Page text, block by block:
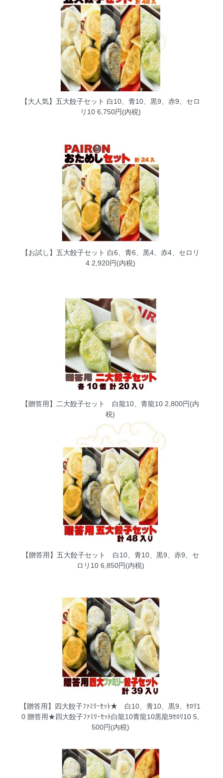
【大人気】五大餃子セット 白10、青10、黒9、赤9、セロ
リ106,750円(内税)
【お試し】五大餃子セット 白6、青6、黒4、赤4、セロリ
42,920円(内税)
【贈答用】二大餃子セット 白龍10、青龍10 2,800円(内
税)
【贈答用】五大餃子セット 白10、青10、黒9、赤9、セ
ロリ106,850円(内税)
【贈答用】四大餃子ﾌｧﾐﾘｰｾｯﾄ★ 白10、青10、黒9、ｾﾛﾘ1
0 贈答用★四大餃子ﾌｧﾐﾘｰｾｯﾄ白龍10青龍10黒龍9ｾﾛﾘ10 5,
500円(内税)